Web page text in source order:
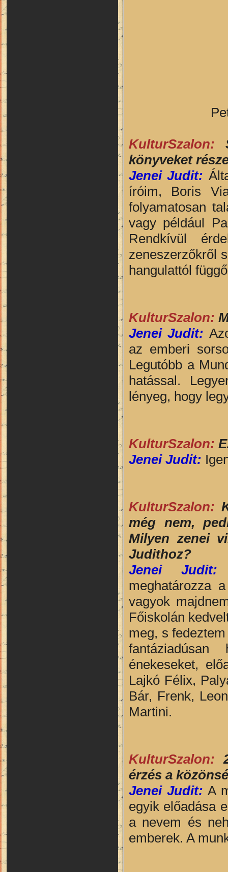
KulturSzalon:
könyveket
Jenei Judit:
íróim, Boris
folyamatosan
vagy például
Rendkívül
zeneszerzőkről
hangulattól
KulturSzalon:
Jenei Judit:
az emberi
Legutóbb a
hatással.
lényeg, hogy
KulturSzalon:
Jenei Judit:
KulturSzalon:
még nem,
Milyen zenei
Judithoz?
Jenei Judit:
meghatározza
vagyok
Főiskolán
meg, s
énekeseket,
Lajkó Félix,
Bár, Frenk,
Martini.
KulturSzalon:
érzés a
Jenei Judit: A
egyik előadása
a nevem és
emberek. A